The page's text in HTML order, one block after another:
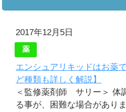
2017年12月5日
薬
エンシュアリキッドはお薬
ど種類も詳しく解説】
＜監修薬剤師 サリー＞ 体
る事が、困難な場合があり